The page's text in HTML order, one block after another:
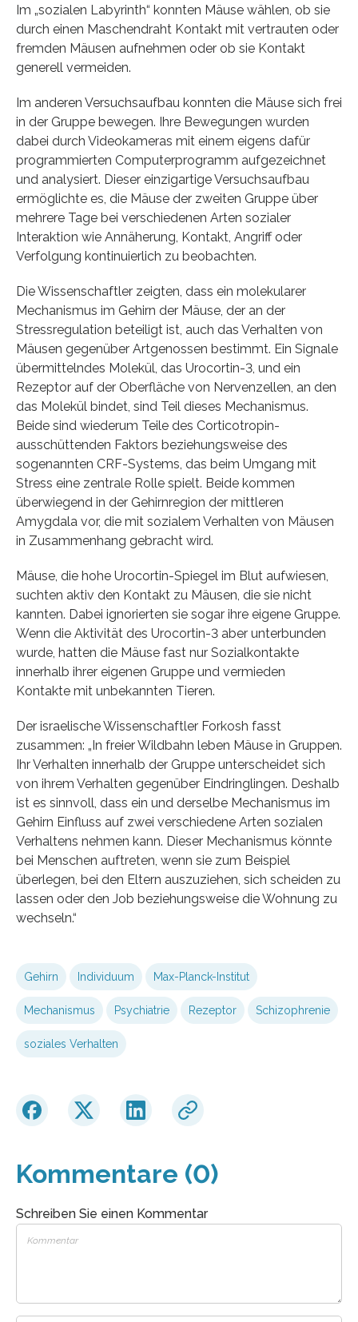
Im „sozialen Labyrinth“ konnten Mäuse wählen, ob sie
durch einen Maschendraht Kontakt mit vertrauten oder
fremden Mäusen aufnehmen oder ob sie Kontakt
generell vermeiden.
Im anderen Versuchsaufbau konnten die Mäuse sich frei
in der Gruppe bewegen. Ihre Bewegungen wurden
dabei durch Videokameras mit einem eigens dafür
programmierten Computerprogramm aufgezeichnet
und analysiert. Dieser einzigartige Versuchsaufbau
ermöglichte es, die Mäuse der zweiten Gruppe über
mehrere Tage bei verschiedenen Arten sozialer
Interaktion wie Annäherung, Kontakt, Angriff oder
Verfolgung kontinuierlich zu beobachten.
Die Wissenschaftler zeigten, dass ein molekularer
Mechanismus im Gehirn der Mäuse, der an der
Stressregulation beteiligt ist, auch das Verhalten von
Mäusen gegenüber Artgenossen bestimmt. Ein Signale
übermittelndes Molekül, das Urocortin-3, und ein
Rezeptor auf der Oberfläche von Nervenzellen, an den
das Molekül bindet, sind Teil dieses Mechanismus.
Beide sind wiederum Teile des Corticotropin-
ausschüttenden Faktors beziehungsweise des
sogenannten CRF-Systems, das beim Umgang mit
Stress eine zentrale Rolle spielt. Beide kommen
überwiegend in der Gehirnregion der mittleren
Amygdala vor, die mit sozialem Verhalten von Mäusen
in Zusammenhang gebracht wird.
Mäuse, die hohe Urocortin-Spiegel im Blut aufwiesen,
suchten aktiv den Kontakt zu Mäusen, die sie nicht
kannten. Dabei ignorierten sie sogar ihre eigene Gruppe.
Wenn die Aktivität des Urocortin-3 aber unterbunden
wurde, hatten die Mäuse fast nur Sozialkontakte
innerhalb ihrer eigenen Gruppe und vermieden
Kontakte mit unbekannten Tieren.
Der israelische Wissenschaftler Forkosh fasst
zusammen: „In freier Wildbahn leben Mäuse in Gruppen.
Ihr Verhalten innerhalb der Gruppe unterscheidet sich
von ihrem Verhalten gegenüber Eindringlingen. Deshalb
ist es sinnvoll, dass ein und derselbe Mechanismus im
Gehirn Einfluss auf zwei verschiedene Arten sozialen
Verhaltens nehmen kann. Dieser Mechanismus könnte
bei Menschen auftreten, wenn sie zum Beispiel
überlegen, bei den Eltern auszuziehen, sich scheiden zu
lassen oder den Job beziehungsweise die Wohnung zu
wechseln.“
Gehirn Individuum Max-Planck-Institut
Mechanismus Psychiatrie Rezeptor Schizophrenie
soziales Verhalten
Kommentare (0)
Schreiben Sie einen Kommentar